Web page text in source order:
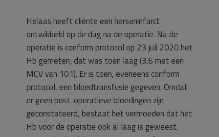
Helaas heeft cliënte een herseninfarct
ontwikkeld op de dag na de operatie. Na de
operatie is conform protocol op 23 juli 2020 het
Hb gemeten; dat was toen laag (3.6 met een
MCV van 101). Er is toen, eveneens conform
protocol, een bloedtransfusie gegeven. Omdat
er geen post-operatieve bloedingen zijn
geconstateerd, bestaat het vermoeden dat het
Hb voor de operatie ook al laag is geweest,